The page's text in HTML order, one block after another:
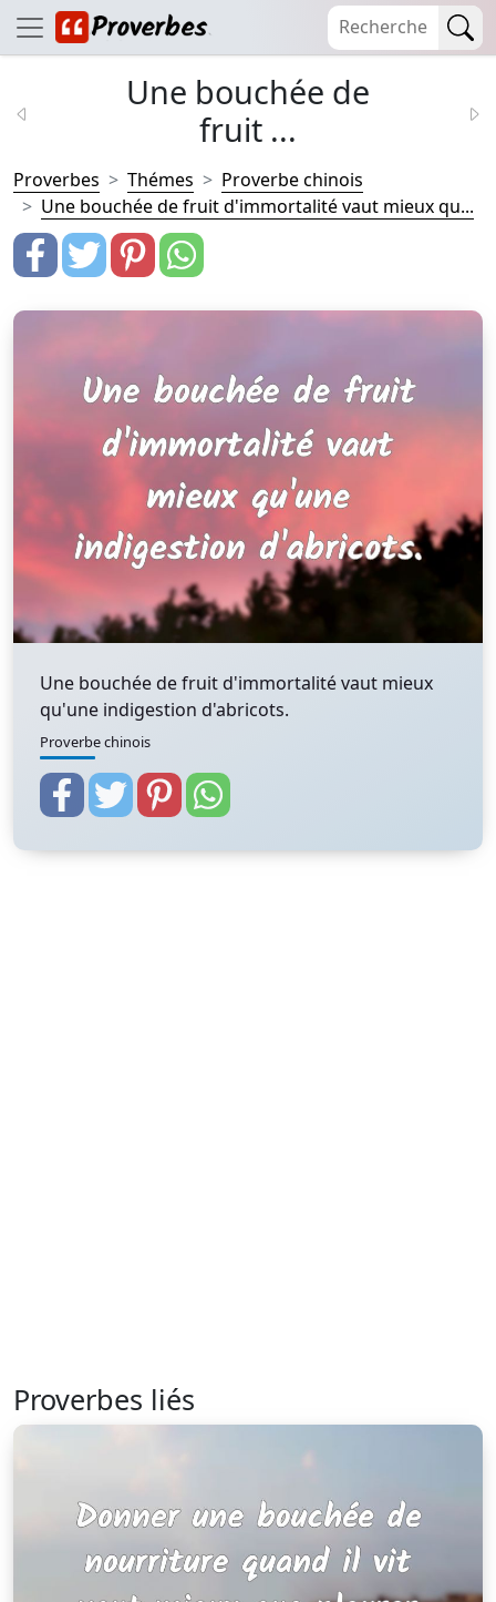
Une bouchée de
fruit ...
Proverbes Thémes
Proverbe chinois
Une bouchée de fruit d'immortalité vaut mieux qu...
Une bouchée de fruit d'immortalité vaut mieux
qu'une indigestion d'abricots.
Proverbe chinois
Proverbes liés